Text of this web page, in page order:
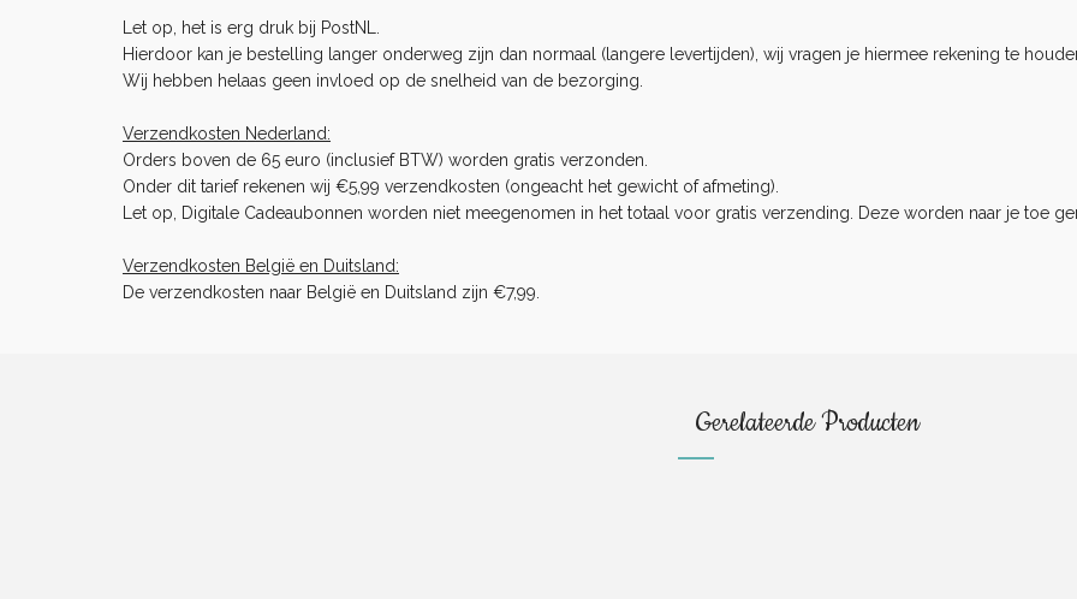
Let op, het is erg druk bij PostNL.
Hierdoor kan je bestelling langer onderweg zijn dan normaal (langere levertijden), wij vragen je hiermee rekening te
Wij hebben helaas geen invloed op de snelheid van de bezorging.
Verzendkosten Nederland:
Orders boven de 65 euro (inclusief BTW) worden gratis verzonden.
Onder dit tarief rekenen wij €5,99 verzendkosten (ongeacht het gewicht of afmeting).
Let op, Digitale Cadeaubonnen worden niet meegenomen in het totaal voor gratis verzending. Deze worden naar je toe
Verzendkosten België en Duitsland:
De verzendkosten naar België en Duitsland zijn €7,99.
Gerelateerde Producten